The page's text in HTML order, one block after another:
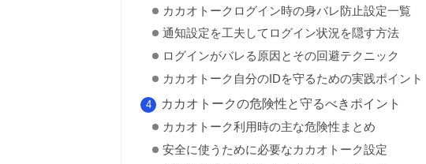
カカオトークログイン時の身バレ防止設定一覧
通知設定を工夫してログイン状況を隠す方法
ログインがバレる原因とその回避テクニック
カカオトーク自分のIDを守るための実践ポイント
カカオトークの危険性と守るべきポイント
カカオトーク利用時の主な危険性まとめ
安全に使うために必要なカカオトーク設定